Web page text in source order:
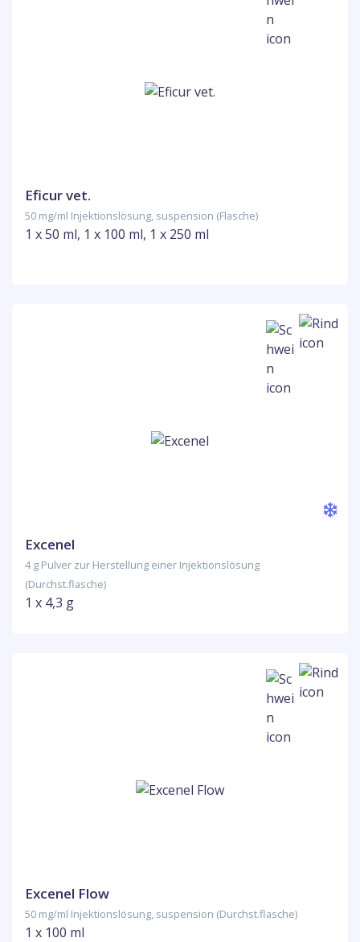
Eficur vet.
50 mg/ml Injektionslösung, suspension (Flasche)
1 x 50 ml, 1 x 100 ml, 1 x 250 ml
Excenel
4 g Pulver zur Herstellung einer Injektionslösung
(Durchst.flasche)
1 x 4,3 g
Excenel Flow
50 mg/ml Injektionslösung, suspension (Durchst.flasche)
1 x 100 ml